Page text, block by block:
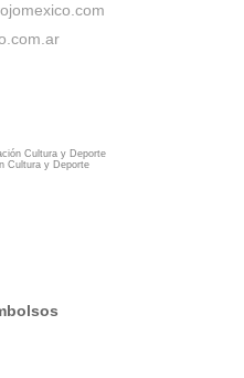
Cultura y Deporte
Cultura y Deporte